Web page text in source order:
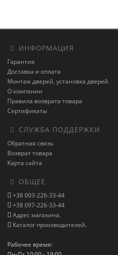
ИНФОРМАЦИЯ
Гарантия
Доставка и оплата
Монтаж дверей, установка дверей.
О компании
Правила возврата товара
Сертификаты
СЛУЖБА ПОДДЕРЖКИ
Обратная связь
Возврат товара
Карта сайта
ОБЩЕЕ
+38 093-226-33-44
+38 097-226-33-44
Адрес магазина.
Каталог производителей.
Рабочее время: